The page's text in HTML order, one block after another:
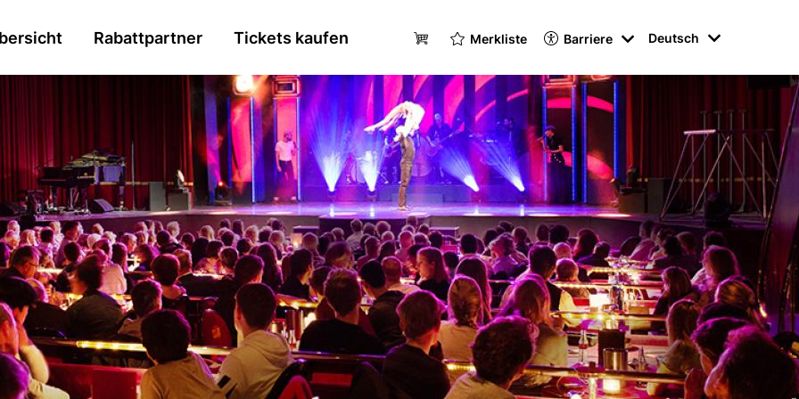
Rabattpartner Tickets kaufen
Metanavi
Header
Merkliste Barriere
switcher
Deutsch